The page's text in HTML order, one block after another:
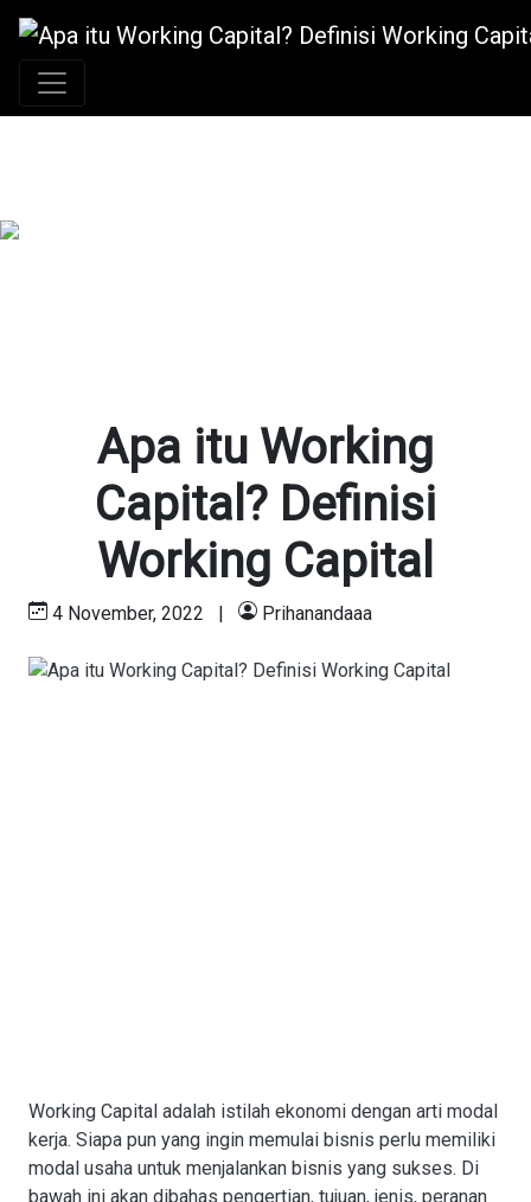
Apa itu Working
Capital? Definisi
Working Capital
4 November, 2022 | Prihanandaaa
Working Capital adalah istilah ekonomi dengan arti modal
kerja. Siapa pun yang ingin memulai bisnis perlu memiliki
modal usaha untuk menjalankan bisnis yang sukses. Di
bawah ini akan dibahas pengertian, tujuan, jenis, peranan